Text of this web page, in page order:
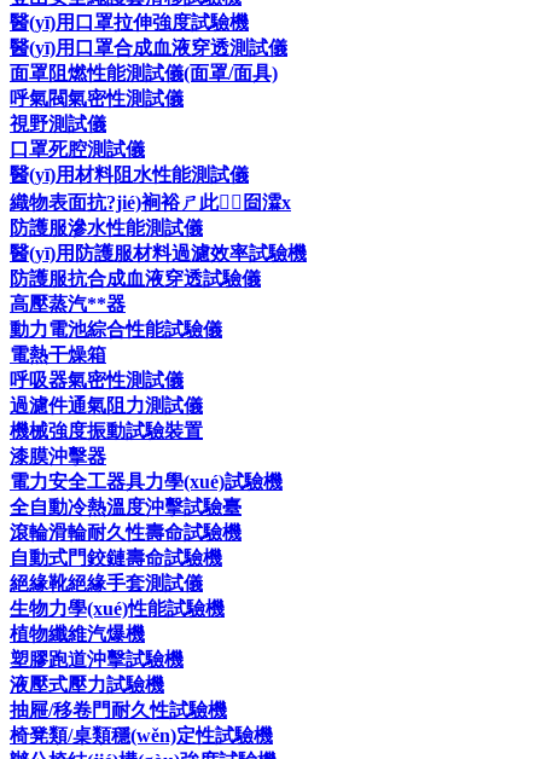
醫(yī)用口罩拉伸強度試驗機
醫(yī)用口罩合成血液穿透測試儀
面罩阻燃性能測試儀(面罩/面具)
呼氣閥氣密性測試儀
視野測試儀
口罩死腔測試儀
醫(yī)用材料阻水性能測試儀
織物表面抗?jié)裥裕ㄕ此┰囼瀮x
防護服滲水性能測試儀
醫(yī)用防護服材料過濾效率試驗機
防護服抗合成血液穿透試驗儀
高壓蒸汽**器
動力電池綜合性能試驗儀
電熱干燥箱
呼吸器氣密性測試儀
過濾件通氣阻力測試儀
機械強度振動試驗裝置
漆膜沖擊器
電力安全工器具力學(xué)試驗機
全自動冷熱溫度沖擊試驗臺
滾輪滑輪耐久性壽命試驗機
自動式門鉸鏈壽命試驗機
絕緣靴絕緣手套測試儀
生物力學(xué)性能試驗機
植物纖維汽爆機
塑膠跑道沖擊試驗機
液壓式壓力試驗機
抽屜/移卷門耐久性試驗機
椅凳類/桌類穩(wěn)定性試驗機